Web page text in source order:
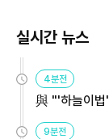
실시간 뉴스
4분전
與 "'하늘이법
9분전